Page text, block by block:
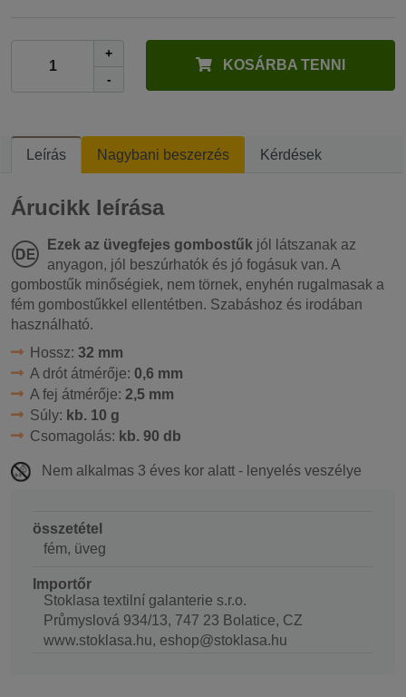
+
-
KOSÁRBA TENNI
Leírás Nagybani beszerzés Kérdések
Árucikk leírása
Ezek az üvegfejes gombostűk jól látszanak az
anyagon, jól beszúrhatók és jó fogásuk van. A
gombostűk minőségiek, nem törnek, enyhén rugalmasak a
fém gombostűkkel ellentétben. Szabáshoz és irodában
használható.
Hossz: 32 mm
A drót átmérője: 0,6 mm
A fej átmérője: 2,5 mm
Súly: kb. 10 g
Csomagolás: kb. 90 db
Nem alkalmas 3 éves kor alatt - lenyelés veszélye
összetétel
fém, üveg
Importőr
Stoklasa textilní galanterie s.r.o.
Průmyslová 934/13, 747 23 Bolatice, CZ
www.stoklasa.hu, eshop@stoklasa.hu